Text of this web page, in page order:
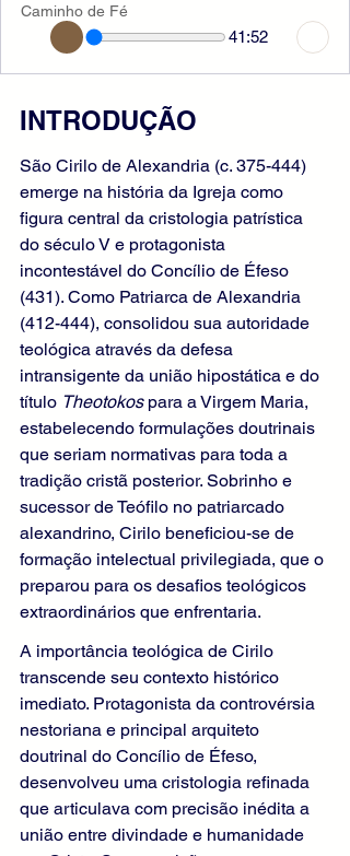
Caminho de Fé
41:52
INTRODUÇÃO
São Cirilo de Alexandria (c. 375-444)
emerge na história da Igreja como
figura central da cristologia patrística
do século V e protagonista
incontestável do Concílio de Éfeso
(431). Como Patriarca de Alexandria
(412-444), consolidou sua autoridade
teológica através da defesa
intransigente da união hipostática e do
título Theotokos para a Virgem Maria,
estabelecendo formulações doutrinais
que seriam normativas para toda a
tradição cristã posterior. Sobrinho e
sucessor de Teófilo no patriarcado
alexandrino, Cirilo beneficiou-se de
formação intelectual privilegiada, que o
preparou para os desafios teológicos
extraordinários que enfrentaria.
A importância teológica de Cirilo
transcende seu contexto histórico
imediato. Protagonista da controvérsia
nestoriana e principal arquiteto
doutrinal do Concílio de Éfeso,
desenvolveu uma cristologia refinada
que articulava com precisão inédita a
união entre divindade e humanidade